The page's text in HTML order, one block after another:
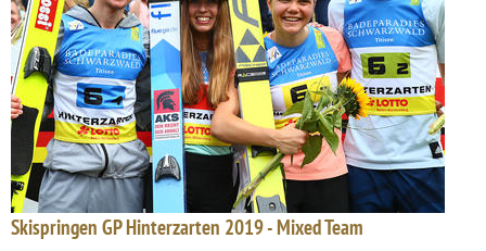
Skispringen GP Hinterzarten 2019 - Mixed Team